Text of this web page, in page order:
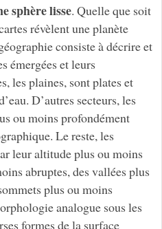
sphère lisse. Quelle que soit
révèlent une planète
consiste à décrire et
émergées et leurs
les plaines, sont plates et
D’autres secteurs, les
ou moins profondément
Le reste, les
leur altitude plus ou moins
abruptes, des vallées plus
plus ou moins
analogue sous les
formes de la surface